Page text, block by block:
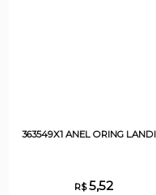
363549X1 ANEL ORING
R$5,52